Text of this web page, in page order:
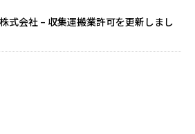
式会社 – 収集運搬業許可を更新しまし